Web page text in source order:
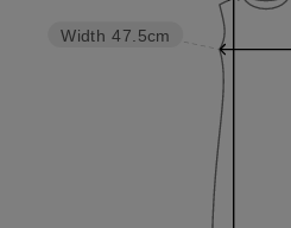
Width 47.5cm